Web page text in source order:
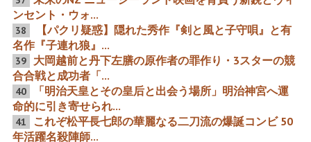
【パイ含む写真8枚】第98
回アカデミー賞の突如消え
た中国人会長 イーサン・ホ
ークが語るポリコレNOのハ
ンフリー・ボガートとバス
ター・キートン発言 ぷるん
揺れアフ系女優の超デカ乳
＆飛び乳＆横乳見え＆赤
旗...
３年５月号 朝鮮人７０名大
規模動員「アイドルマスタ
U149」に反日三国人１００
名判明を徹底解説
裏側の「爆発的繁栄 1年間
の観客動員1000万人が4
作」
「why何故に信じられるの
か」（by趙）”TikTok宣伝
ンセント・ウォ...
38
【パクリ疑惑】隠れた秀作『剣と風と子守唄』と有
名作『子連れ狼』...
39
大岡越前と丹下左膳の原作者の罪作り・3スターの競
合合戦と成功者「...
40
「明治天皇とその皇后と出会う場所」明治神宮へ運
命的に引き寄せられ...
41
これぞ松平長七郎の華麗なる二刀流の爆誕コンビ 50
年活躍名殺陣師...